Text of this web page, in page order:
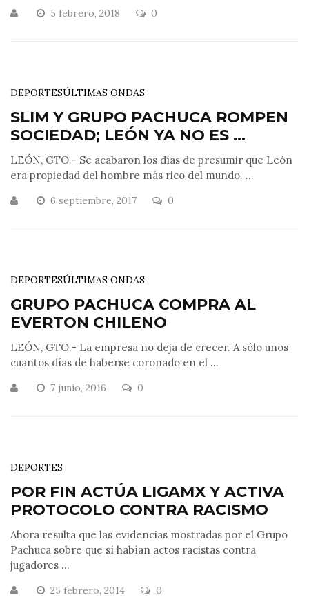
5 febrero, 2018 0
DEPORTESÚLTIMAS ONDAS
SLIM Y GRUPO PACHUCA ROMPEN
SOCIEDAD; LEÓN YA NO ES ...
LEÓN, GTO.- Se acabaron los días de presumir que León
era propiedad del hombre más rico del mundo. ...
6 septiembre, 2017 0
DEPORTESÚLTIMAS ONDAS
GRUPO PACHUCA COMPRA AL
EVERTON CHILENO
LEÓN, GTO.- La empresa no deja de crecer. A sólo unos
cuantos días de haberse coronado en el ...
7 junio, 2016 0
DEPORTES
POR FIN ACTÚA LIGAMX Y ACTIVA
PROTOCOLO CONTRA RACISMO
Ahora resulta que las evidencias mostradas por el Grupo
Pachuca sobre que sí habían actos racistas contra
jugadores ...
25 febrero, 2014 0